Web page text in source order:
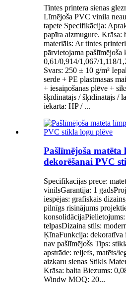
Tintes printera sienas
Līmējoša PVC vinila
tapete Specifikācija:
papīra aizmugure. Krāsa:
materiāls: Ar tintes
pārvietojama pašlīmējoša
0,61/0,914/1,067/1,118/
Svars: 250 ± 10 g/m²
serde + PE plastmasas
+ iesaiņošanas plēve +
šķīdinātājs / šķīdinātājs /
iekārta: HP / ...
Pašlīmējoša matēta
dekorēšanai PVC
Specifikācijas prece:
vinilsGarantija: 1
iespējas: grafiskais
pilnīgs risinājums
telpasDizaina stils:
ĶīnaFunkcija: dekoratīva
nav pašlīmējošs Tips:
apstrāde: reljefs, matēts/
aizkaru sienas Stikls
Krāsa: balta Biezums:
Windw MOQ: 20...